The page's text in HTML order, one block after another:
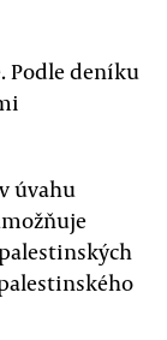
Podle deníku
úvahu